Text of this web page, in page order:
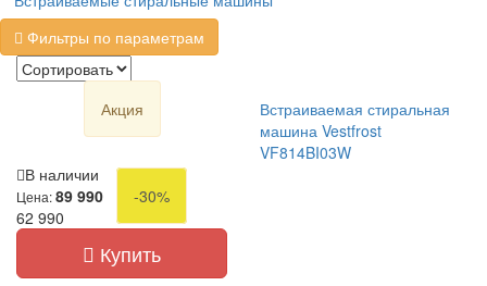
Фильтры по параметрам
Акция
Встраиваемая стиральная
машина Vestfrost
VF814BI03W
В наличии
Цена:89 990
-30%
62 990
Купить